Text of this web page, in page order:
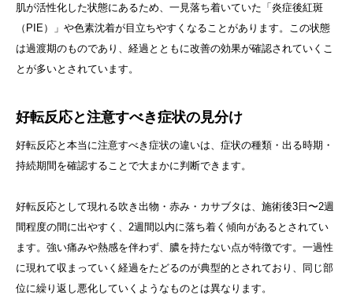
肌が活性化した状態にあるため、一見落ち着いていた「炎症後紅斑
（PIE）」や色素沈着が目立ちやすくなることがあります。この状態
は過渡期のものであり、経過とともに改善の効果が確認されていくこ
とが多いとされています。
好転反応と注意すべき症状の見分け
好転反応と本当に注意すべき症状の違いは、症状の種類・出る時期・
持続期間を確認することで大まかに判断できます。
好転反応として現れる吹き出物・赤み・カサブタは、施術後3日〜2週
間程度の間に出やすく、2週間以内に落ち着く傾向があるとされてい
ます。強い痛みや熱感を伴わず、膿を持たない点が特徴です。一過性
に現れて収まっていく経過をたどるのが典型的とされており、同じ部
位に繰り返し悪化していくようなものとは異なります。